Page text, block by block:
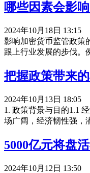
哪些因素会影
2024年10月18日 13:15
影响加密货币监管政策
跟上行业发展的步伐。
把握政策带来
2024年10月13日 18:05
1. 政策背景与目的1.1
场广阔，经济韧性强，
5000亿元将盘
2024年10月12日 13:50